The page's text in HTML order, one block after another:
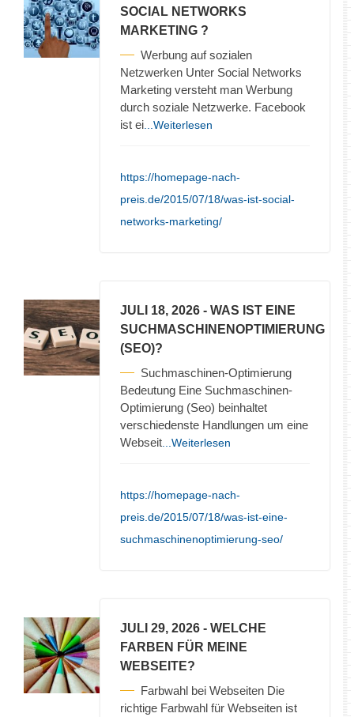
SOCIAL NETWORKS
MARKETING ?
Werbung auf sozialen
Netzwerken Unter Social Networks
Marketing versteht man Werbung
durch soziale Netzwerke. Facebook
ist ei ...Weiterlesen
https://homepage-nach-
preis.de/2015/07/18/was-ist-social-
networks-marketing/
JULI 18, 2026 - WAS IST EINE
SUCHMASCHINENOPTIMIERUNG
(SEO)?
Suchmaschinen-Optimierung
Bedeutung Eine Suchmaschinen-
Optimierung (Seo) beinhaltet
verschiedenste Handlungen um eine
Webseit ...Weiterlesen
https://homepage-nach-
preis.de/2015/07/18/was-ist-eine-
suchmaschinenoptimierung-seo/
JULI 29, 2026 - WELCHE
FARBEN FÜR MEINE
WEBSEITE?
Farbwahl bei Webseiten Die
richtige Farbwahl für Webseiten ist